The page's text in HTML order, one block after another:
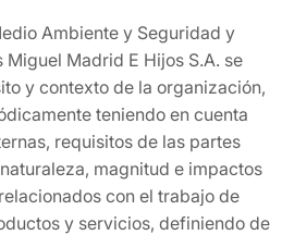
Ambiente y Seguridad y
Madrid E Hijos S.A. se
y contexto de la organización,
teniendo en cuenta
requisitos de las partes
magnitud e impactos
con el trabajo de
y servicios, definiendo de